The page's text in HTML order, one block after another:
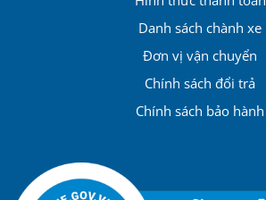
Danh sách chành xe
Đơn vị vận chuyển
Chính sách đổi trả
Chính sách bảo hành